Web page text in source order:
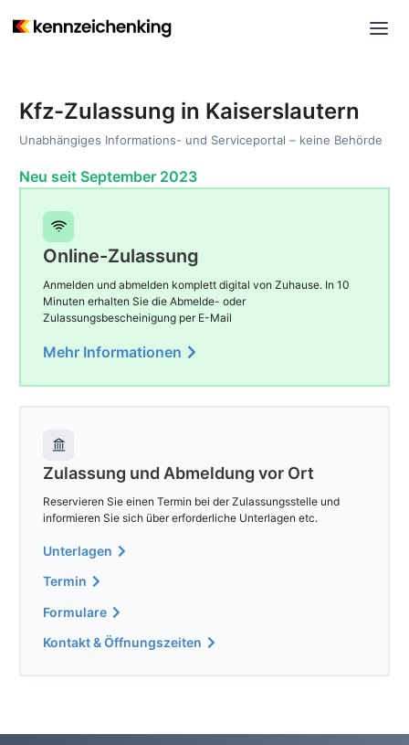
Kfz-Zulassung in Kaiserslautern
Unabhängiges Informations- und Serviceportal – keine Behörde
Neu seit September 2023
Online-Zulassung
Anmelden und abmelden komplett digital von Zuhause. In 10
Minuten erhalten Sie die Abmelde- oder
Zulassungsbescheinigung per E-Mail
Mehr Informationen
Zulassung und Abmeldung vor Ort
Reservieren Sie einen Termin bei der Zulassungsstelle und
informieren Sie sich über erforderliche Unterlagen etc.
Unterlagen
Termin
Formulare
Kontakt & Öffnungszeiten